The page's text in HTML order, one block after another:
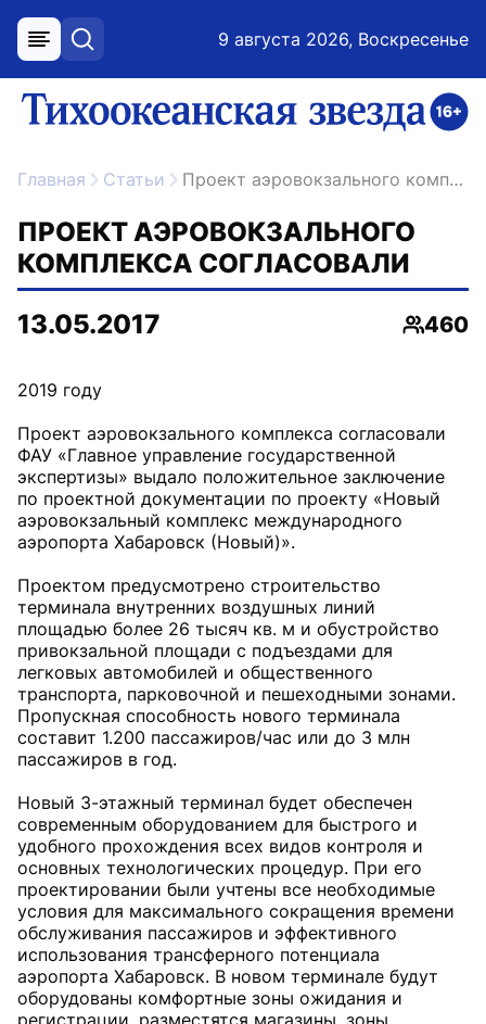
меню поиск 9 августа 2026, Воскресенье
ссылка на главную
Главная Статьи Проект аэровокзального комплекса согласовали
ПРОЕКТ АЭРОВОКЗАЛЬНОГО
КОМПЛЕКСА СОГЛАСОВАЛИ
13.05.2017
460
2019 году
Проект аэровокзального комплекса согласовали
ФАУ «Главное управление государственной
экспертизы» выдало положительное заключение
по проектной документации по проекту «Новый
аэровокзальный комплекс международного
аэропорта Хабаровск (Новый)».
Проектом предусмотрено строительство
терминала внутренних воздушных линий
площадью более 26 тысяч кв. м и обустройство
привокзальной площади с подъездами для
легковых автомобилей и общественного
транспорта, парковочной и пешеходными зонами.
Пропускная способность нового терминала
составит 1.200 пассажиров/час или до 3 млн
пассажиров в год.
Новый 3-этажный терминал будет обеспечен
современным оборудованием для быстрого и
удобного прохождения всех видов контроля и
основных технологических процедур. При его
проектировании были учтены все необходимые
условия для максимального сокращения времени
обслуживания пассажиров и эффективного
использования трансферного потенциала
аэропорта Хабаровск. В новом терминале будут
оборудованы комфортные зоны ожидания и
регистрации, разместятся магазины, зоны